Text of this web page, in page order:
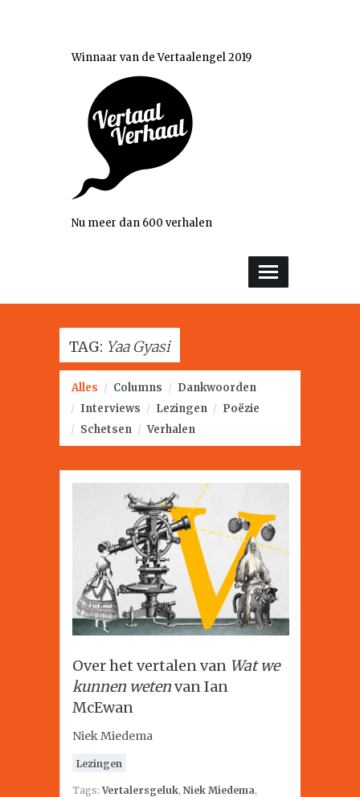
Winnaar van de Vertaalengel 2019
Nu meer dan 600 verhalen
TAG: Yaa Gyasi
Alles / Columns / Dankwoorden
/ Interviews / Lezingen / Poëzie
/ Schetsen / Verhalen
Over het vertalen van Wat we
kunnen wetenvan Ian
McEwan
Niek Miedema
Lezingen
Tags:Vertalersgeluk, Niek Miedema,